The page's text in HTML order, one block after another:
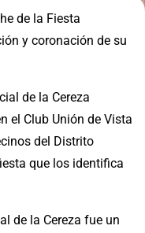
de la Fiesta
y coronación de su
de la Cereza
el Club Unión de Vista
del Distrito
que los identifica
de la Cereza fue un